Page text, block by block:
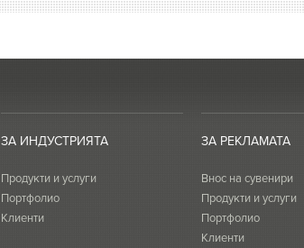
ЗА ИНДУСТРИЯТА
Продукти и услуги
Портфолио
Клиенти
ЗА РЕКЛАМАТА
Внос на сувенири
Продукти и услуги
Портфолио
Клиенти